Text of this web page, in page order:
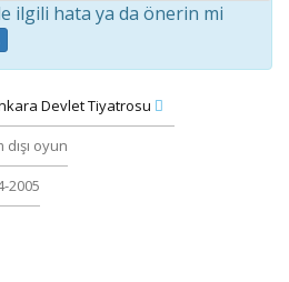
ilgili hata ya da önerin mi
Devlet Tiyatrosu
oyun
2005